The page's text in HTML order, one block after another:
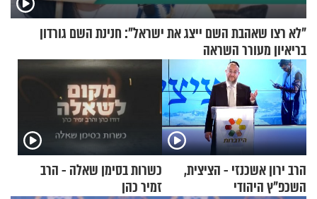
"לא רצו שאהבת השם ייצג את ישראל": חנינת השם גורדון
בריאיון מעורר השראה
הרב ירון אשכנזי - הציצית,
השכפ"ץ היהודי
כשרות בסימן שאלה - הרב
זמיר כהן